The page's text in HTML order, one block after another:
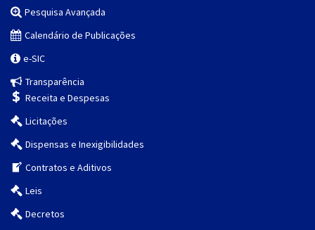
Pesquisa Avançada
Calendário de Publicações
e-SIC
Transparência
Receita e Despesas
Licitações
Dispensas e Inexigibilidades
Contratos e Aditivos
Leis
Decretos